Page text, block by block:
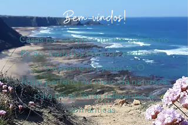
Bem-vindos!
Casas no campo com um quarto no
Picão, perto da Praia da Arrifana no
Sudoeste do Algarve. O
lugar perfeito no meio da natureza
para umas férias relaxantes e
românticas.